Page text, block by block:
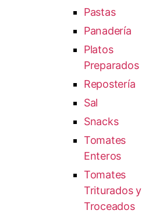
Pastas
Panadería
Platos
Preparados
Repostería
Sal
Snacks
Tomates
Enteros
Tomates
Triturados y
Troceados